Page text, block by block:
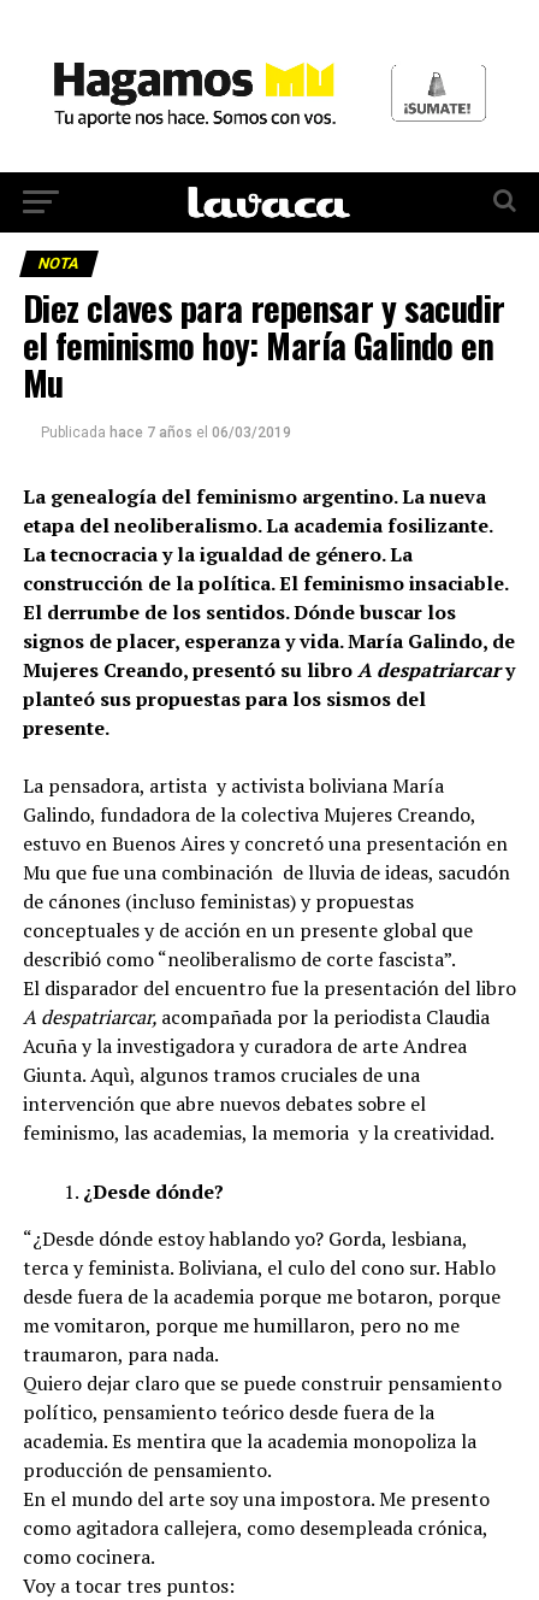
NOTA
Diez claves para repensar y sacudir
el feminismo hoy: María Galindo en
Mu
Publicada hace 7 años el 06/03/2019
La genealogía del feminismo argentino. La nueva
etapa del neoliberalismo. La academia fosilizante.
La tecnocracia y la igualdad de género. La
construcción de la política. El feminismo insaciable.
El derrumbe de los sentidos. Dónde buscar los
signos de placer, esperanza y vida. María Galindo, de
Mujeres Creando, presentó su libroA despatriarcary
planteó sus propuestas para los sismos del
presente.
La pensadora, artista y activista boliviana María
Galindo, fundadora de la colectiva Mujeres Creando,
estuvo en Buenos Aires y concretó una presentación en
Mu que fue una combinación de lluvia de ideas, sacudón
de cánones (incluso feministas) y propuestas
conceptuales y de acción en un presente global que
describió como “neoliberalismo de corte fascista”.
El disparador del encuentro fue la presentación del libro
A despatriarcar, acompañada por la periodista Claudia
Acuña y la investigadora y curadora de arte Andrea
Giunta. Aquì, algunos tramos cruciales de una
intervención que abre nuevos debates sobre el
feminismo, las academias, la memoria y la creatividad.
¿Desde dónde?
“¿Desde dónde estoy hablando yo? Gorda, lesbiana,
terca y feminista. Boliviana, el culo del cono sur. Hablo
desde fuera de la academia porque me botaron, porque
me vomitaron, porque me humillaron, pero no me
traumaron, para nada.
Quiero dejar claro que se puede construir pensamiento
político, pensamiento teórico desde fuera de la
academia. Es mentira que la academia monopoliza la
producción de pensamiento.
En el mundo del arte soy una impostora. Me presento
como agitadora callejera, como desempleada crónica,
como cocinera.
Voy a tocar tres puntos: